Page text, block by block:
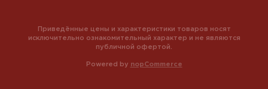
Powered by nopCommerce
Приведённые цены и характеристики товаров носят
исключительно ознакомительный характер и не являются
публичной офертой.